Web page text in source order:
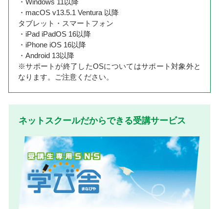
・Windows 11以降
・macOS v13.5.1 Ventura 以降
タブレット・スマートフォン
・iPad iPadOS 16以降
・iPhone iOS 16以降
・Android 13以降
※サポートが終了したOSについてはサポート対象外と
なります。ご注意ください。
ネットスクールだからできる受講サービス